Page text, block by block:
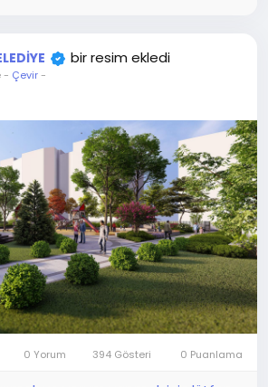
bir resim ekledi
- Çevir-
0 Yorum 394 Gösteri 0 Puanlama